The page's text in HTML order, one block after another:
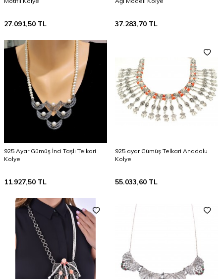
27.091,50 TL 37.283,70 TL
925 Ayar Gümüş İnci Taşlı Telkari
Kolye
11.927,50 TL
925 ayar Gümüş Telkari Anadolu
Kolye
55.033,60 TL